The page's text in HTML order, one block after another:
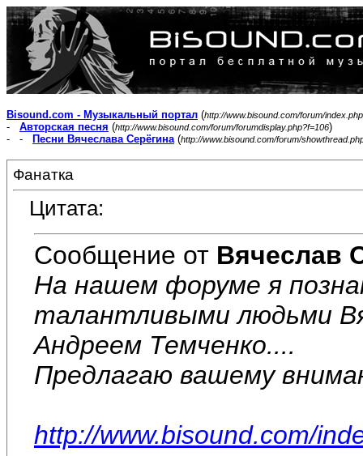
Bisound.com - Музыкальный портал (http://www.bisound.com/forum/index.php
- Авторская песня (http://www.bisound.com/forum/forumdisplay.php?f=106)
- -
Песни Вячеслава Серёгина(http://www.bisound.com/forum/
Фанатка
Цитата:
Сообщение от Вячеслав
На нашем форуме я
талантливыми людьми
Андреем Темченко....
Предлагаю вашему
http://www.bisound.com/